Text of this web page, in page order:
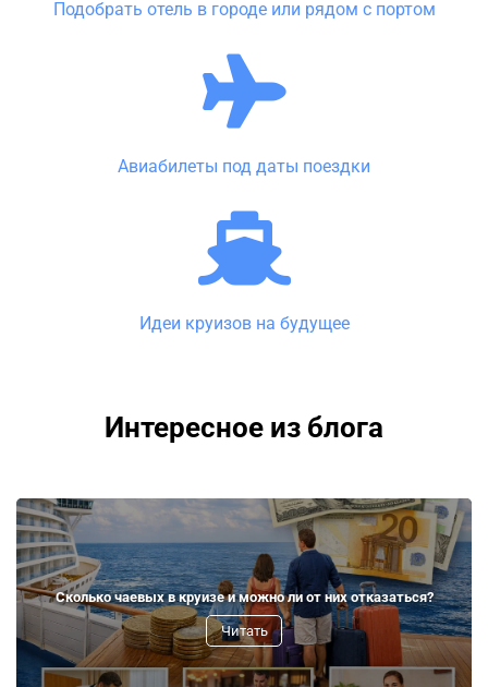
Подобрать отель в городе или рядом с портом
Авиабилеты под даты поездки
Идеи круизов на будущее
Интересное из блога
Сколько чаевых в круизе и можно ли от них отказаться?
Читать